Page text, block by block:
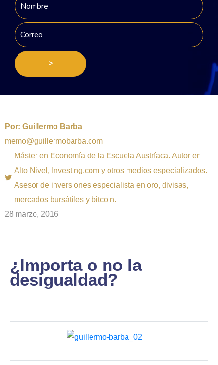
>
Por: Guillermo Barba
memo@guillermobarba.com
Máster en Economía de la Escuela Austríaca. Autor en
Alto Nivel, Investing.com y otros medios especializados.
Asesor de inversiones especialista en oro, divisas,
mercados bursátiles y bitcoin.
28 marzo, 2016
¿Importa o no la
desigualdad?